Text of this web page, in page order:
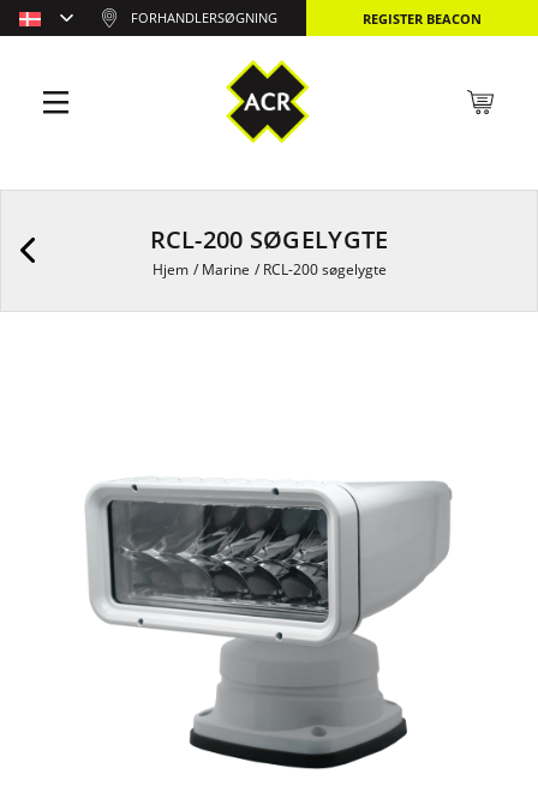
RCL-200 SØGELYGTE
Hjem /Marine /RCL-200 søgelygte
FORHANDLERSØGNING REGISTER BEACON